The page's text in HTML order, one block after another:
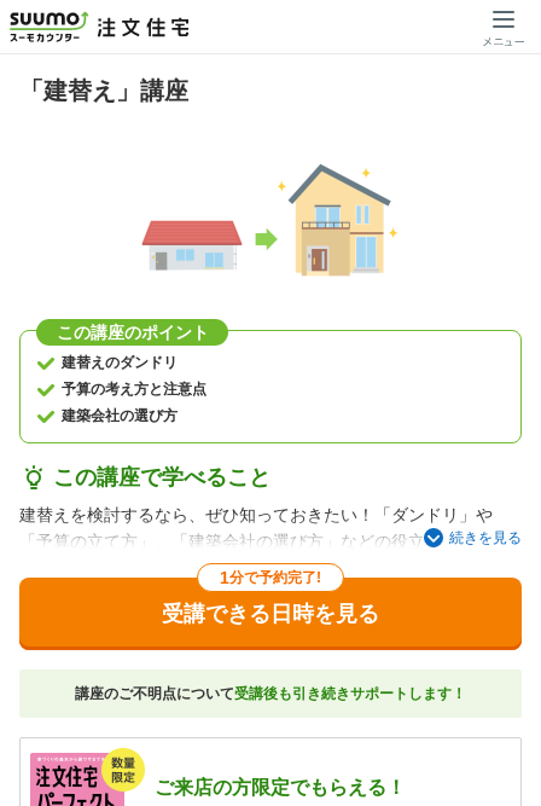
「建替え」講座
この講座のポイント
建替えのダンドリ
予算の考え方と注意点
建築会社の選び方
この講座で学べること
建替えを検討するなら、ぜひ知っておきたい！「ダンドリ」や
「予算の立て方」、「建築会社の選び方」などの役立つ情報が一
挙に学べるスペシャル講座です。
二世帯住宅をご検討の方にもオススメの講座です。
続きを見る
1分で予約完了!
受講できる日時を見る
講座のご不明点について受講後も引き続きサポートします！
ご来店の方限定でもらえる！